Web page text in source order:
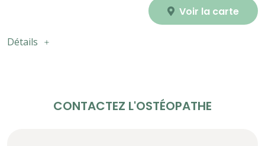
Voir la carte
Détails
CONTACTEZ L'OSTÉOPATHE